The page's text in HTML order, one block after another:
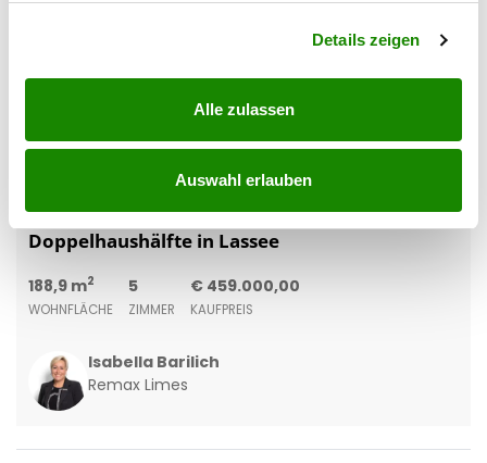
Details zeigen
Alle zulassen
Auswahl erlauben
Mach es zu deinem Traumhaus- Belagsfertige
Doppelhaushälfte in Lassee
188,9 m2
WOHNFLÄCHE
5
ZIMMER
€ 459.000,00
KAUFPREIS
Isabella Barilich
Remax Limes